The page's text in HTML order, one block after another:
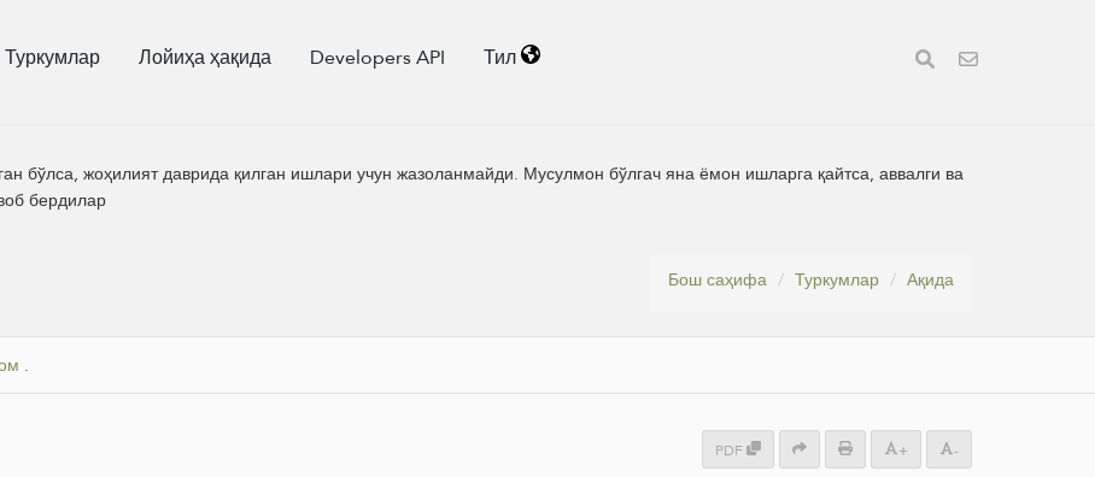
Туркумлар Лойиҳа ҳақида Developers API Тил
бўлса, жоҳилият даврида қилган ишлари учун жазоланмайди. Мусулмон бўлгач яна ёмон ишларга қайтса, аввалги ва
бердилар
Бош саҳифа Туркумлар Ақида
.
PDF + -